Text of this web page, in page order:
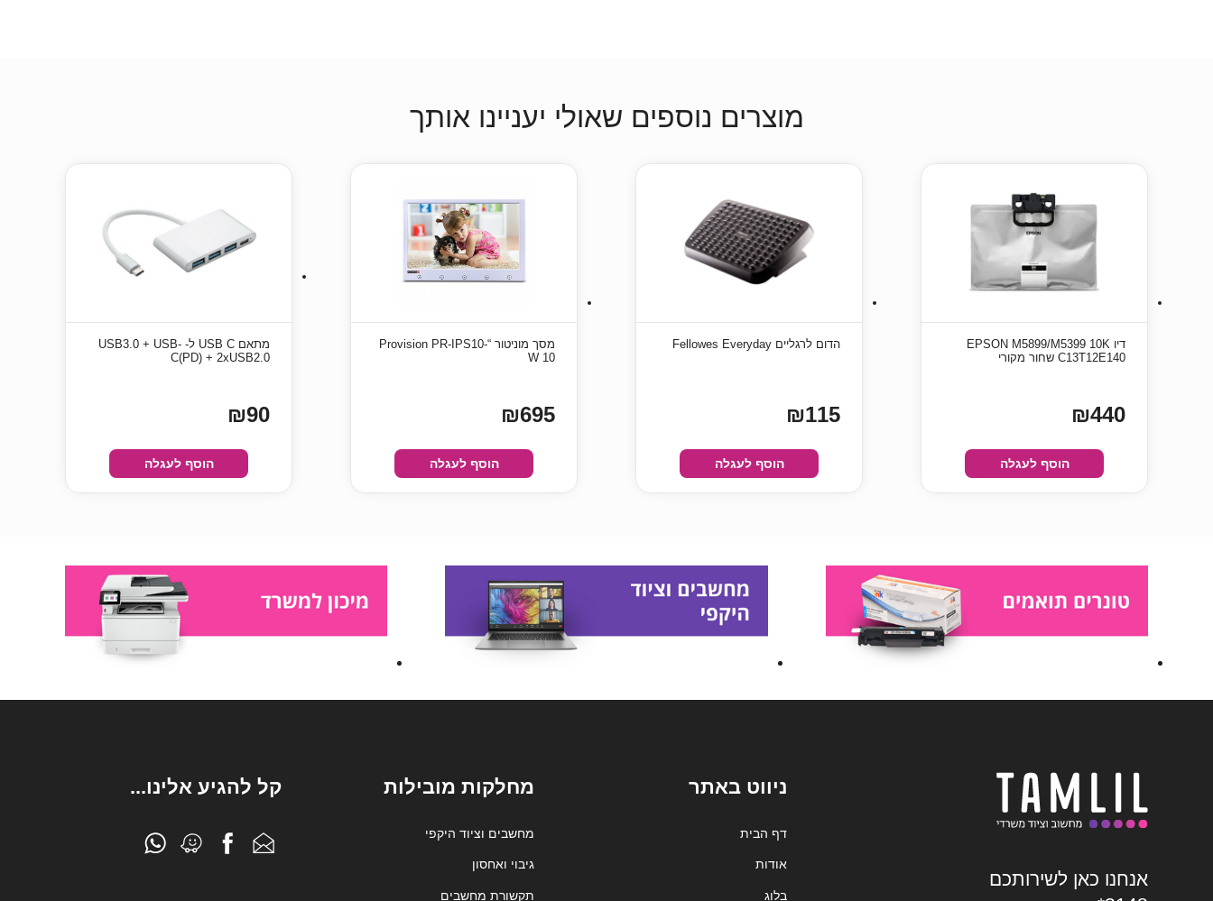
מוצרים נוספים שאולי יעניינו אותך
דיו EPSON M5899/M5399 10K
C13T12E140 שחור מקורי
₪440
הוסף לעגלה
הדום לרגליים Fellowes Everyday
₪115
הוסף לעגלה
מסך מוניטור “Provision PR-IPS10-
W 10
₪695
הוסף לעגלה
מתאם USB C ל- USB3.0 + USB-
C(PD) + 2xUSB2.0
₪90
הוסף לעגלה
אנחנו כאן לשירותכם
ניווט באתר
דף הבית
אודות
בלוג
מחלקות מובילות
מחשבים וציוד היקפי
גיבוי ואחסון
תקשורת מחשבים
קל להגיע אלינו...